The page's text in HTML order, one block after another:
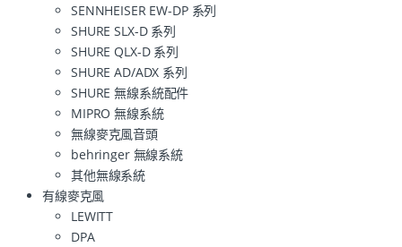
SENNHEISER EW-DP 系列
SHURE SLX-D 系列
SHURE QLX-D 系列
SHURE AD/ADX 系列
SHURE 無線系統配件
MIPRO 無線系統
無線麥克風音頭
behringer 無線系統
其他無線系統
有線麥克風
LEWITT
DPA